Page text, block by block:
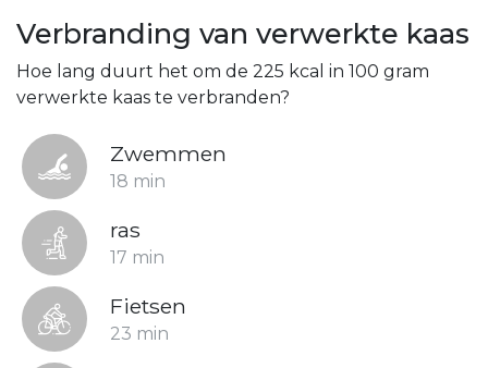
Verbranding van verwerkte kaas
Hoe lang duurt het om de 225 kcal in 100 gram
verwerkte kaas te verbranden?
Zwemmen
18 min
ras
17 min
Fietsen
23 min